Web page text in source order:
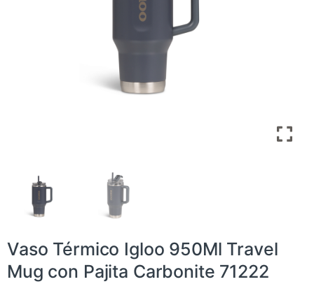
Vaso Térmico Igloo 950Ml Travel
Mug con Pajita Carbonite 71222